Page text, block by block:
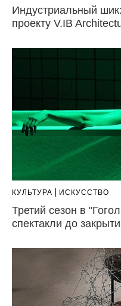
Индустриальный
проекту V.IB
КУЛЬТУРА ИСКУССТВО
Третий сезон в
спектакли до